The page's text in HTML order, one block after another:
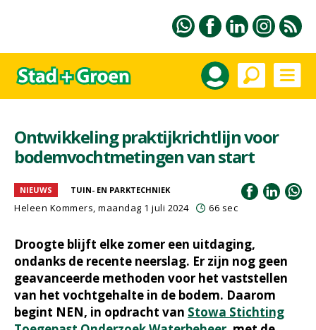
Ontwikkeling praktijkrichtlijn voor
bodemvochtmetingen van start
NIEUWS TUIN- EN PARKTECHNIEK
Heleen Kommers, maandag 1 juli 2024 66 sec
Droogte blijft elke zomer een uitdaging,
ondanks de recente neerslag. Er zijn nog geen
geavanceerde methoden voor het vaststellen
van het vochtgehalte in de bodem. Daarom
begint NEN, in opdracht van Stowa Stichting